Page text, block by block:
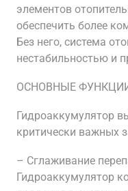
элементов
обеспечить более
Без него, система
нестабильностью и
ОСНОВНЫЕ
Гидроаккумулятор
критически важных
– Сглаживание
Гидроаккумулятор